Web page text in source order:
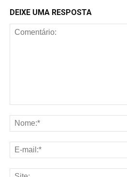
DEIXE UMA RESPOSTA